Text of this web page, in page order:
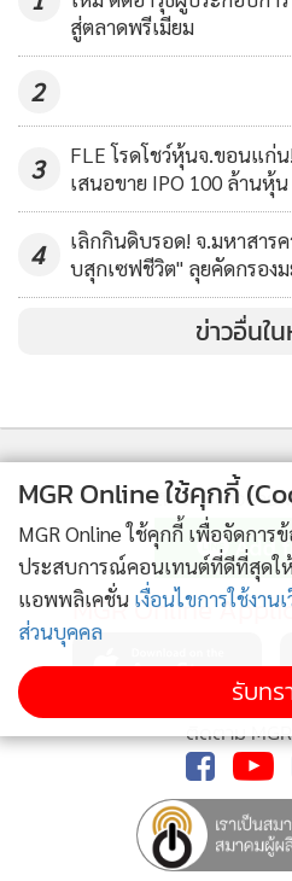
สู่ตลาดพรีเมียม
2
3
FLE โรดโชว์หุ้นจ.ขอนแก่
เสนอขาย IPO 100 ล้านหุ้
4
เลิกกินดิบรอด! จ.มหาสาร
บสุกเซฟชีวิต" ลุยคัดกรอง
ข่าวอื่นใ
ติดตามข่าวสารผ่
MGR Online
ติดตาม
MGR Online ใช้คุกกี้
MGR Online ใช้คุกกี้ เพื่อจัดกา
ประสบการณ์คอนเทนต์ที่ดีที่สุดใ
แอพพลิเคชั่น เงื่อนไขการใช้งาน
ส่วนบุคคล
รับทร